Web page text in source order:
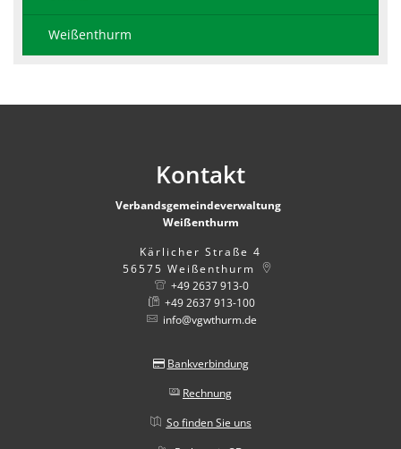
Weißenthurm
Kontakt
Verbandsgemeindeverwaltung
Weißenthurm
Kärlicher Straße 4
56575 Weißenthurm
+49 2637 913-0
+49 2637 913-100
info@vgwthurm.de
Bankverbindung
Rechnung
So finden Sie uns